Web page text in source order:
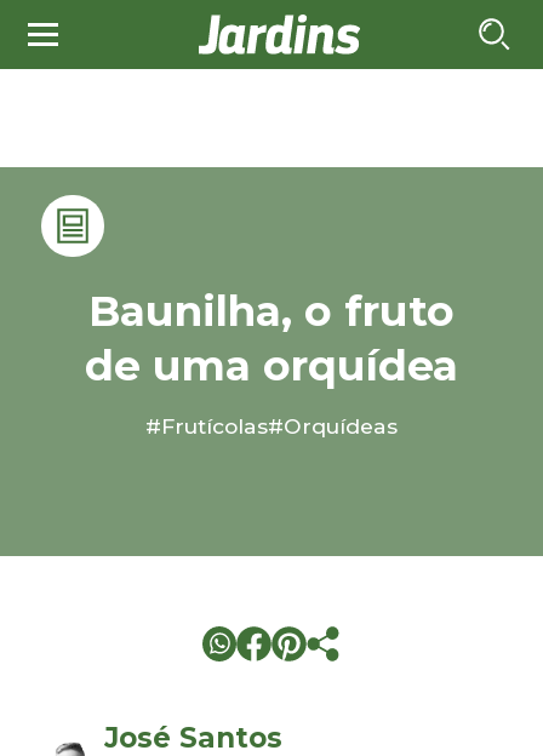
Baunilha, o fruto
de uma orquídea
#Frutícolas#Orquídeas
José Santos